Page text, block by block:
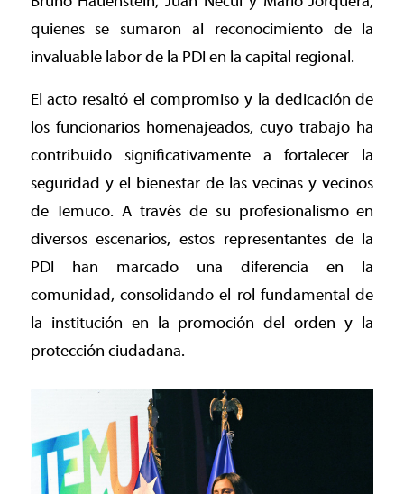
quienes se sumaron al reconocimiento de la
invaluable labor de la PDI en la capital regional.
El acto resaltó el compromiso y la dedicación de
los funcionarios homenajeados, cuyo trabajo ha
contribuido significativamente a fortalecer la
seguridad y el bienestar de las vecinas y vecinos
de Temuco. A través de su profesionalismo en
diversos escenarios, estos representantes de la
PDI han marcado una diferencia en la
comunidad, consolidando el rol fundamental de
la institución en la promoción del orden y la
protección ciudadana.